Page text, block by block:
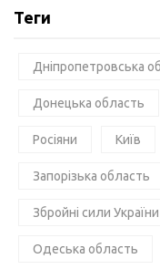
Теги
Дніпропетровська
Донецька область
Росіяни Київ
Запорізька область
Збройні сили України
Одеська область